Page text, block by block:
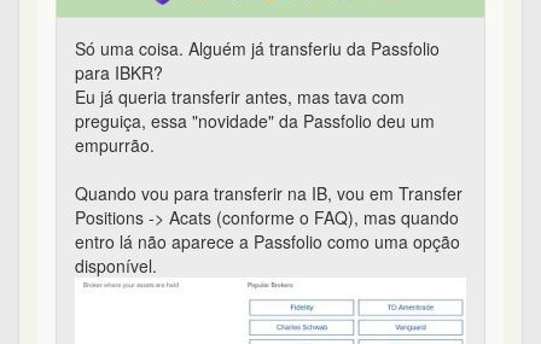
Só uma coisa. Alguém já transferiu da Passfolio
para IBKR?
Eu já queria transferir antes, mas tava com
preguiça, essa "novidade" da Passfolio deu um
empurrão.
Quando vou para transferir na IB, vou em Transfer
Positions -> Acats (conforme o FAQ), mas quando
entro lá não aparece a Passfolio como uma opção
disponível.